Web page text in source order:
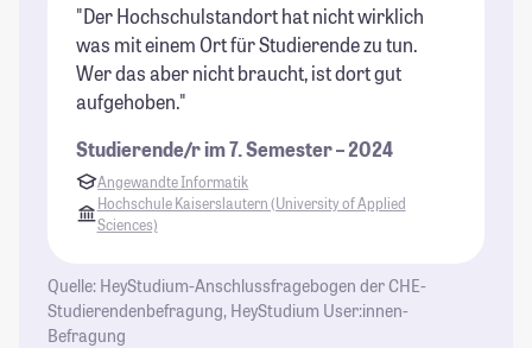
"Der Hochschulstandort hat nicht wirklich
was mit einem Ort für Studierende zu tun.
Wer das aber nicht braucht, ist dort gut
aufgehoben."
Studierende/r im 7. Semester – 2024
Angewandte Informatik
Hochschule Kaiserslautern (University of Applied
Sciences)
Quelle: HeyStudium-Anschlussfragebogen der CHE-
Studierendenbefragung, HeyStudium User:innen-
Befragung